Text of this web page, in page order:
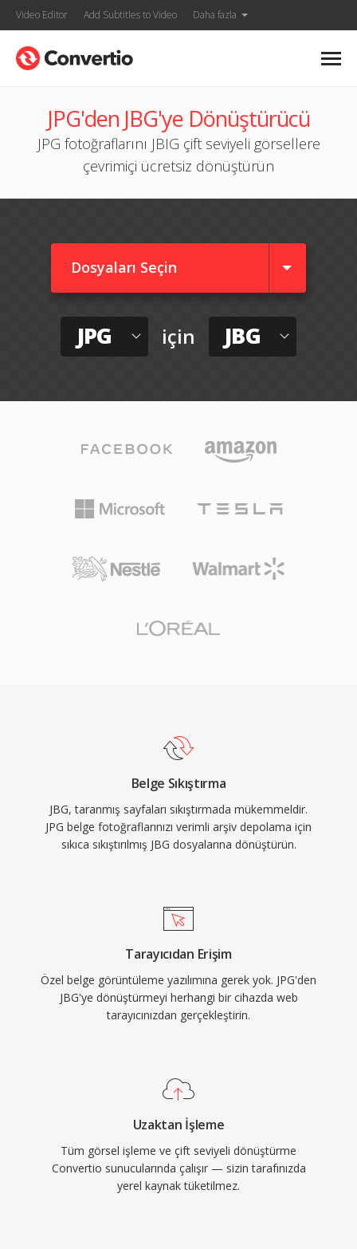
Video Editor Add Subtitles to Video Daha fazla
JPG'den JBG'ye Dönüştürücü
JPG fotoğraflarını JBIG çift seviyeli görsellere
çevrimiçi ücretsiz dönüştürün
Dosyaları Seçin
JPG için JBG
Belge Sıkıştırma
JBG, taranmış sayfaları sıkıştırmada mükemmeldir.
JPG belge fotoğraflarınızı verimli arşiv depolama için
sıkıca sıkıştırılmış JBG dosyalarına dönüştürün.
Tarayıcıdan Erişim
Özel belge görüntüleme yazılımına gerek yok. JPG'den
JBG'ye dönüştürmeyi herhangi bir cihazda web
tarayıcınızdan gerçekleştirin.
Uzaktan İşleme
Tüm görsel işleme ve çift seviyeli dönüştürme
Convertio sunucularında çalışır — sizin tarafınızda
yerel kaynak tüketilmez.